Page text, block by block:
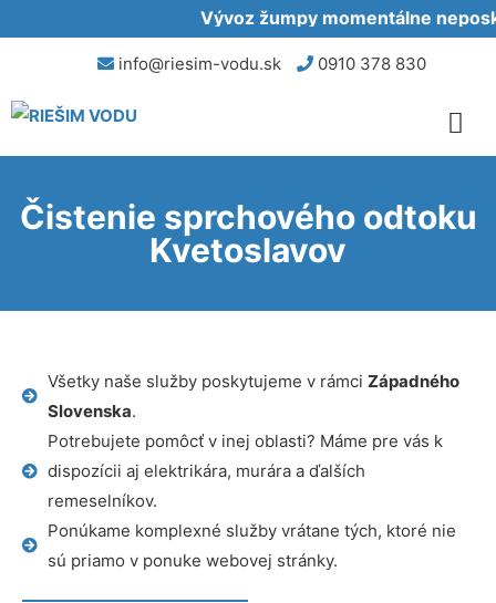
Vývoz žumpy momentálne
info@riesim-vodu.sk 0910 378 830
Čistenie sprchového odtoku
Kvetoslavov
Všetky naše služby poskytujeme v rámci Západného
Slovenska.
Potrebujete pomôcť v inej oblasti? Máme pre vás k
dispozícii aj elektrikára, murára a ďalších
remeselníkov.
Ponúkame komplexné služby vrátane tých, ktoré nie
sú priamo v ponuke webovej stránky.